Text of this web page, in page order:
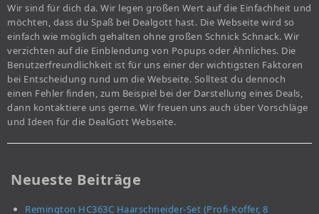
Wir sind für dich da. Wir legen großen Wert auf die Einfachheit und
möchten, dass du Spaß bei Dealgott hast. Die Webseite wird so
einfach wie möglich gehalten ohne großen Schnick Schnack. Wir
verzichten auf die Einblendung von Popups oder Ähnliches. Die
Benutzerfreundlichkeit ist für uns einer der wichtigsten Faktoren
bei Entscheidung rund um die Webseite. Solltest du dennoch
einen Fehler finden, zum Beispiel bei der Darstellung eines Deals,
dann kontaktiere uns gerne. Wir freuen uns auch über Vorschläge
und Ideen für die DealGott Webseite.
Neueste Beiträge
Remington HC363C Haarschneider-Set (Profi-Koffer, 8